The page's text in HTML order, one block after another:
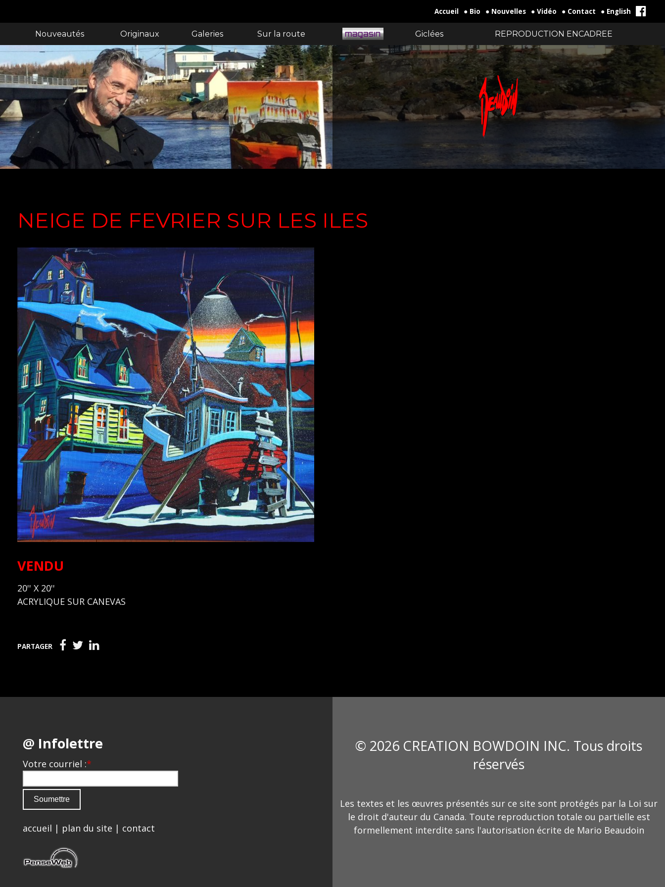
Accueil ● Bio ● Nouvelles ● Vidéo ● Contact ● English
Nouveautés Originaux Galeries Sur la route Giclées REPRODUCTION ENCADREE
NEIGE DE FEVRIER SUR LES ILES
VENDU
20'' X 20''
ACRYLIQUE SUR CANEVAS
PARTAGER
@ Infolettre
Votre courriel :*
accueil | plan du site | contact
© 2026 CREATION BOWDOIN INC. Tous droits
réservés
Les textes et les œuvres présentés sur ce site sont protégés par la Loi sur
le droit d'auteur du Canada. Toute reproduction totale ou partielle est
formellement interdite sans l'autorisation écrite de Mario Beaudoin